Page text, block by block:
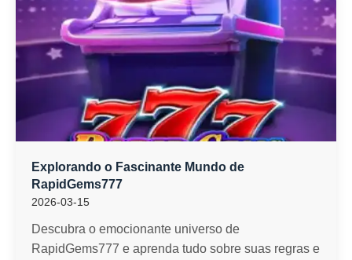
Explorando o Fascinante Mundo de
RapidGems777
2026-03-15
Descubra o emocionante universo de
RapidGems777 e aprenda tudo sobre suas regras e